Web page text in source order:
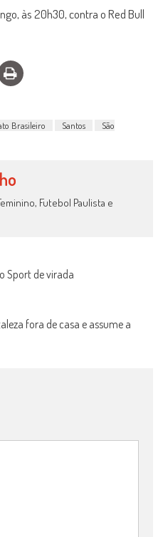
às 20h30, contra o Red Bull
Brasileiro Santos
São
Futebol Paulista e
Sport de virada
fora de casa e assume a